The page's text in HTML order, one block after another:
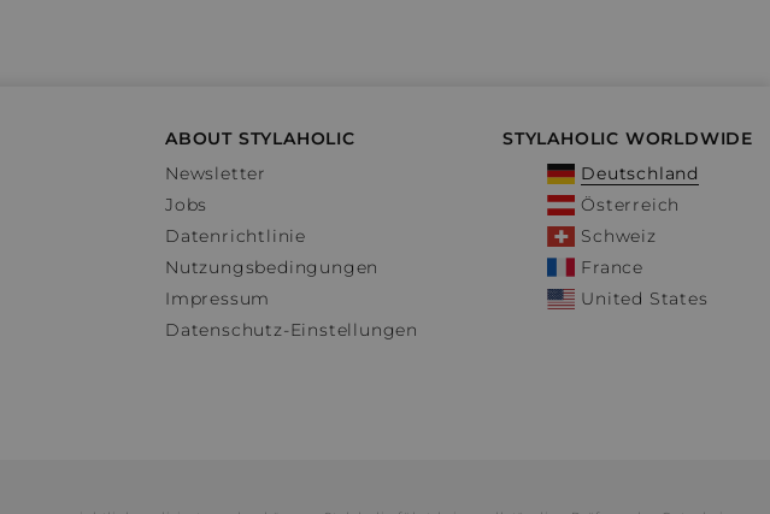
ABOUT STYLAHOLIC
Newsletter
Jobs
Datenrichtlinie
Nutzungsbedingungen
Impressum
Datenschutz-Einstellungen
STYLAHOLIC WORLDWIDE
Deutschland
Österreich
Schweiz
France
United States